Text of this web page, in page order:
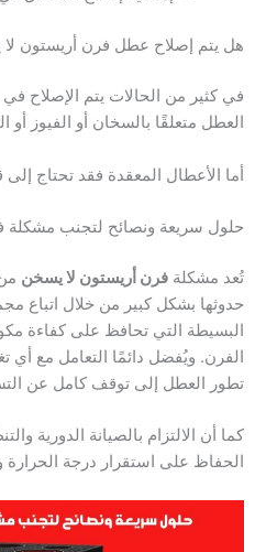
هل يتم إصلاح عطل فرن أريستون
في كثير من الحالات يتم الإصلاح
العطل متعلقًا بالسخان أو الفيوز أو
أما الأعطال المعقدة فقد تحتاج
حلول سريعة ونصائح لتجنب مشكلة
تُعد مشكلة فرن أريستون لا يسخن
حدوثها بشكل كبير من خلال اتباع
البسيطة التي تحافظ على كفاءة
الفرن. ويُفضل دائمًا التعامل مع أي
تطور العطل إلى توقف كامل عن
كما أن الالتزام بالصيانة الدورية
الحفاظ على استقرار درجة الحرارة